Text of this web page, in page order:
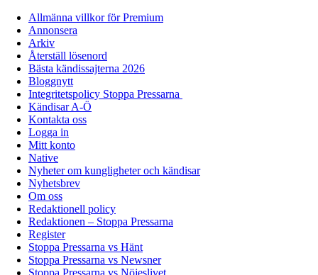
Allmänna villkor för Premium
Annonsera
Arkiv
Återställ lösenord
Bästa kändissajterna 2026
Bloggnytt
Integritetspolicy Stoppa Pressarna
Kändisar A-Ö
Kontakta oss
Logga in
Mitt konto
Native
Nyheter om kungligheter och kändisar
Nyhetsbrev
Om oss
Redaktionell policy
Redaktionen – Stoppa Pressarna
Register
Stoppa Pressarna vs Hänt
Stoppa Pressarna vs Newsner
Stoppa Pressarna vs Nöjeslivet